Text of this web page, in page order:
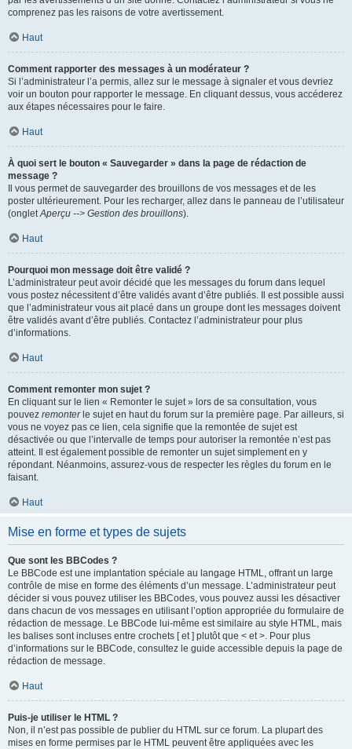
comprenez pas les raisons de votre avertissement.
Haut
Comment rapporter des messages à un modérateur ?
Si l’administrateur l’a permis, allez sur le message à signaler et vous devriez
voir un bouton pour rapporter le message. En cliquant dessus, vous accéderez
aux étapes nécessaires pour le faire.
Haut
À quoi sert le bouton « Sauvegarder » dans la page de rédaction de
message ?
Il vous permet de sauvegarder des brouillons de vos messages et de les
poster ultérieurement. Pour les recharger, allez dans le panneau de l’utilisateur
(ongletAperçu --> Gestion des brouillons).
Haut
Pourquoi mon message doit être validé ?
L’administrateur peut avoir décidé que les messages du forum dans lequel
vous postez nécessitent d’être validés avant d’être publiés. Il est possible aussi
que l’administrateur vous ait placé dans un groupe dont les messages doivent
être validés avant d’être publiés. Contactez l’administrateur pour plus
d’informations.
Haut
Comment remonter mon sujet ?
En cliquant sur le lien « Remonter le sujet » lors de sa consultation, vous
pouvez remonterle sujet en haut du forum sur la première page. Par ailleurs, si
vous ne voyez pas ce lien, cela signifie que la remontée de sujet est
désactivée ou que l’intervalle de temps pour autoriser la remontée n’est pas
atteint. Il est également possible de remonter un sujet simplement en y
répondant. Néanmoins, assurez-vous de respecter les règles du forum en le
faisant.
Haut
Mise en forme et types de sujets
Que sont les BBCodes ?
Le BBCode est une implantation spéciale au langage HTML, offrant un large
contrôle de mise en forme des éléments d’un message. L’administrateur peut
décider si vous pouvez utiliser les BBCodes, vous pouvez aussi les désactiver
dans chacun de vos messages en utilisant l’option appropriée du formulaire de
rédaction de message. Le BBCode lui-même est similaire au style HTML, mais
les balises sont incluses entre crochets [ et ] plutôt que < et >. Pour plus
d’informations sur le BBCode, consultez le guide accessible depuis la page de
rédaction de message.
Haut
Puis-je utiliser le HTML ?
Non, il n’est pas possible de publier du HTML sur ce forum. La plupart des
mises en forme permises par le HTML peuvent être appliquées avec les